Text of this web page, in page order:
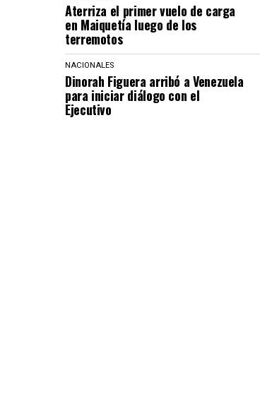
Aterriza el primer vuelo de carga
en Maiquetía luego de los
terremotos
NACIONALES
Dinorah Figuera arribó a Venezuela
para iniciar diálogo con el
Ejecutivo